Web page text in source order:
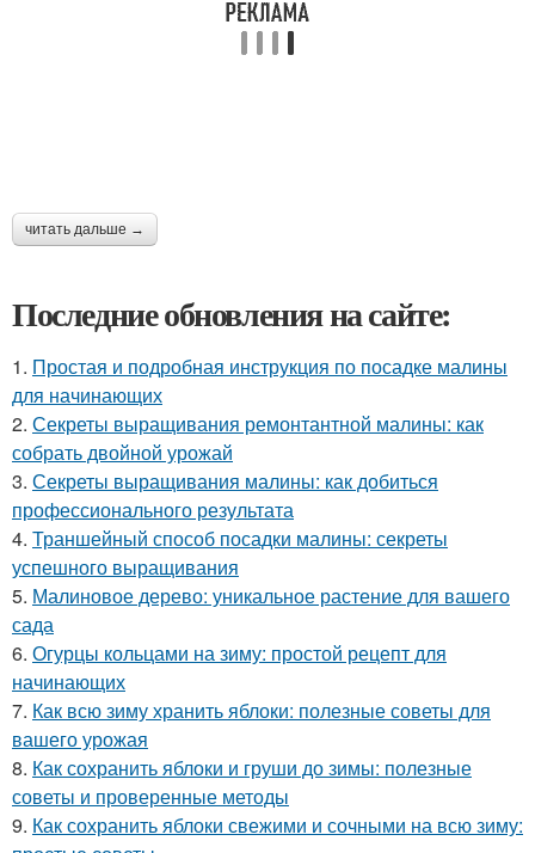
читать дальше →
Последние обновления на сайте:
1. Простая и подробная инструкция по посадке малины
для начинающих
2. Секреты выращивания ремонтантной малины: как
собрать двойной урожай
3. Секреты выращивания малины: как добиться
профессионального результата
4. Траншейный способ посадки малины: секреты
успешного выращивания
5. Малиновое дерево: уникальное растение для вашего
сада
6. Огурцы кольцами на зиму: простой рецепт для
начинающих
7. Как всю зиму хранить яблоки: полезные советы для
вашего урожая
8. Как сохранить яблоки и груши до зимы: полезные
советы и проверенные методы
9. Как сохранить яблоки свежими и сочными на всю зиму: